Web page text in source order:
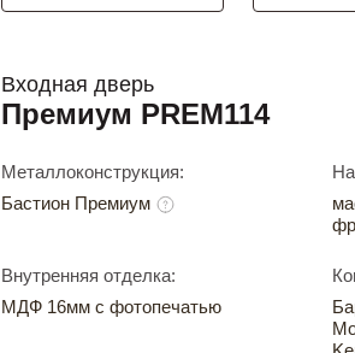
Входная дверь
Премиум PREM114
Металлоконструкция:
Бастион Премиум
Внутренняя отделка:
МДФ 16мм с фотопечатью